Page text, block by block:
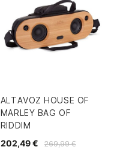
ALTAVOZ HOUSE OF
MARLEY BAG OF
RIDDIM
269,99 €
202,49 €